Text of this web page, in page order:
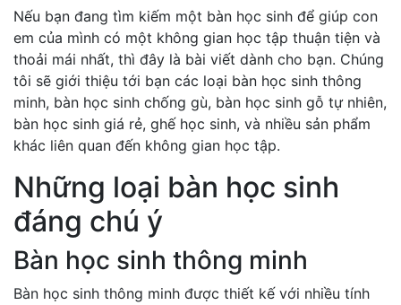
Nếu bạn đang tìm kiếm một bàn học sinh để giúp con
em của mình có một không gian học tập thuận tiện và
thoải mái nhất, thì đây là bài viết dành cho bạn. Chúng
tôi sẽ giới thiệu tới bạn các loại bàn học sinh thông
minh, bàn học sinh chống gù, bàn học sinh gỗ tự nhiên,
bàn học sinh giá rẻ, ghế học sinh, và nhiều sản phẩm
khác liên quan đến không gian học tập.
Những loại bàn học sinh
đáng chú ý
Bàn học sinh thông minh
Bàn học sinh thông minh được thiết kế với nhiều tính